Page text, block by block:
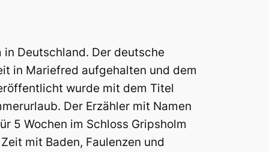
Deutschland. Der deutsche
in Mariefred aufgehalten und dem
wurde mit dem Titel
Der Erzähler mit Namen
5 Wochen im Schloss Gripsholm
mit Baden, Faulenzen und